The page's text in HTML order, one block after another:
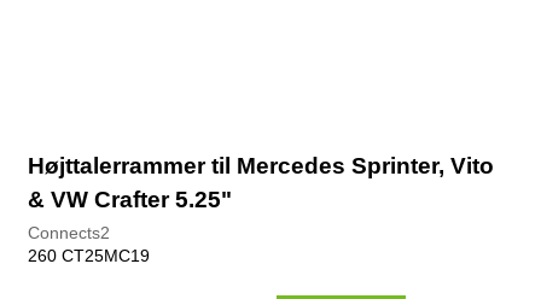
Højttalerrammer til Mercedes Sprinter, Vito
& VW Crafter 5.25"
Connects2
260 CT25MC19